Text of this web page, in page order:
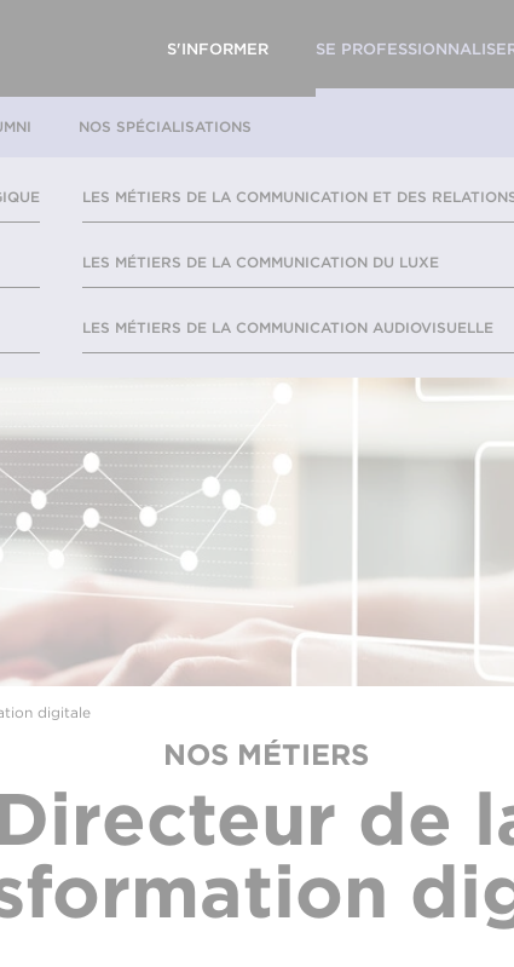
S'INFORMER SE
NOS SPÉCIALISATIONS
LES MÉTIERS DE LA COMMUNICATION ET DES
LES MÉTIERS DE LA COMMUNICATION DU LUXE
LES MÉTIERS DE LA COMMUNICATION AUDIOVISUELLE
digitale
NOS MÉTIERS
Directeur de